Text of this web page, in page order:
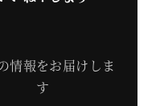
情報をお届けしま
す